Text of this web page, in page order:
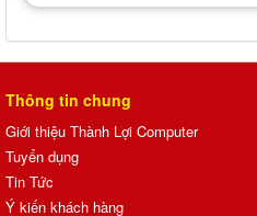
Thông tin chung
Giới thiệu Thành Lợi Computer
Tuyển dụng
Tin Tức
Ý kiến khách hàng